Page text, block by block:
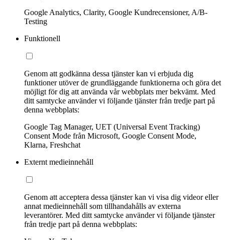
Google Analytics, Clarity, Google Kundrecensioner, A/B-
Testing
Funktionell
Genom att godkänna dessa tjänster kan vi erbjuda dig
funktioner utöver de grundläggande funktionerna och göra det
möjligt för dig att använda vår webbplats mer bekvämt. Med
ditt samtycke använder vi följande tjänster från tredje part på
denna webbplats:
Google Tag Manager, UET (Universal Event Tracking)
Consent Mode från Microsoft, Google Consent Mode,
Klarna, Freshchat
Externt medieinnehåll
Genom att acceptera dessa tjänster kan vi visa dig videor eller
annat medieinnehåll som tillhandahålls av externa
leverantörer. Med ditt samtycke använder vi följande tjänster
från tredje part på denna webbplats: